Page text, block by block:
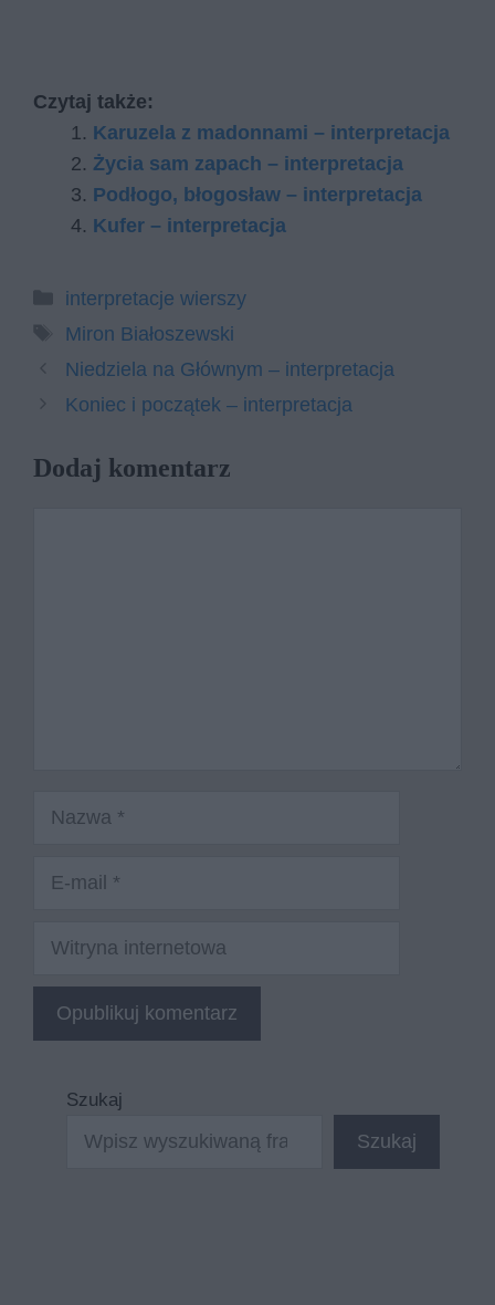
Czytaj także:
Karuzela z madonnami – interpretacja
Życia sam zapach – interpretacja
Podłogo, błogosław – interpretacja
Kufer – interpretacja
Kategorie
interpretacje wierszy
Tagi
Miron Białoszewski
Niedziela na Głównym – interpretacja
Koniec i początek – interpretacja
Dodaj komentarz
Witryna
internetowa
Szukaj
Szukaj